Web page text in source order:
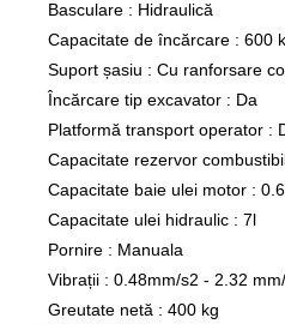
Basculare : Hidraulică
Capacitate de încărcare : 600
Suport șasiu : Cu ranforsare
Încărcare tip excavator : Da
Platformă transport operator :
Capacitate rezervor
Capacitate baie ulei motor :
Capacitate ulei hidraulic : 7l
Pornire : Manuala
Vibrații : 0.48mm/s2 - 2.32
Greutate netă : 400 kg